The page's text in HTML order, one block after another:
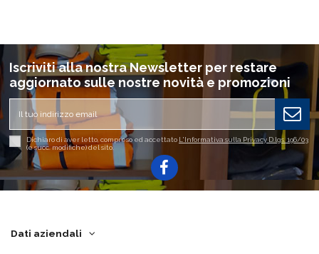
Iscriviti alla nostra Newsletter per restare
aggiornato sulle nostre novità e promozioni
Dichiaro di aver letto, compreso ed accettato L'Informativa sulla Privacy D.lgs. 196/03
(e succ. modifiche) del sito.
Dati aziendali